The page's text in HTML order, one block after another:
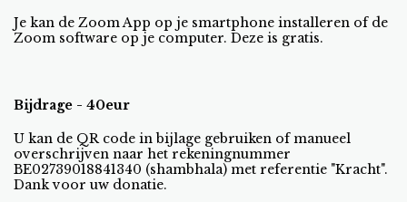
Je kan de Zoom App op je smartphone installeren of de
Zoom software op je computer. Deze is gratis.
Bijdrage - 40eur
U kan de QR code in bijlage gebruiken of manueel
overschrijven naar het rekeningnummer
BE02739018841340 (shambhala) met referentie "Kracht".
Dank voor uw donatie.